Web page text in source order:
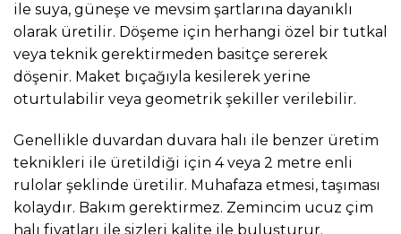
ile suya, güneşe ve mevsim şartlarına dayanıklı
olarak üretilir. Döşeme için herhangi özel bir tutkal
veya teknik gerektirmeden basitçe sererek
döşenir. Maket bıçağıyla kesilerek yerine
oturtulabilir veya geometrik şekiller verilebilir.
Genellikle duvardan duvara halı ile benzer üretim
teknikleri ile üretildiği için 4 veya 2 metre enli
rulolar şeklinde üretilir. Muhafaza etmesi, taşıması
kolaydır. Bakım gerektirmez. Zemincim ucuz çim
halı fiyatları ile sizleri kalite ile buluşturur.